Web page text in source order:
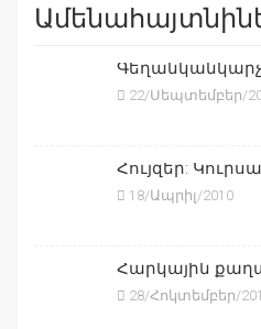
22/Սեպտեմբեր/
Հույզեր:
18/Ապրիլ/2010
Հարկային
28/Հոկտեմբեր/